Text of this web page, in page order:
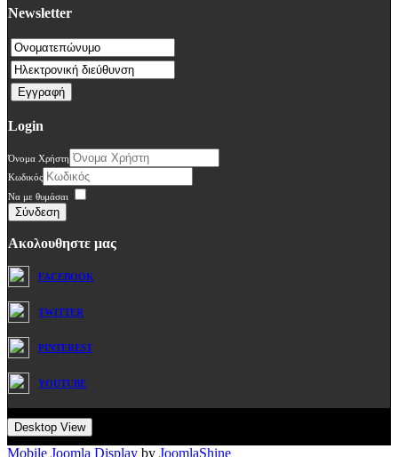
Newsletter
Login
Όνομα Χρήστη
Κωδικός
Να με θυμάσαι
Σύνδεση
Ακολουθηστε μας
FACEBOOK
TWITTER
PINTEREST
YOUTUBE
Desktop View
Mobile Joomla Display by JoomlaShine